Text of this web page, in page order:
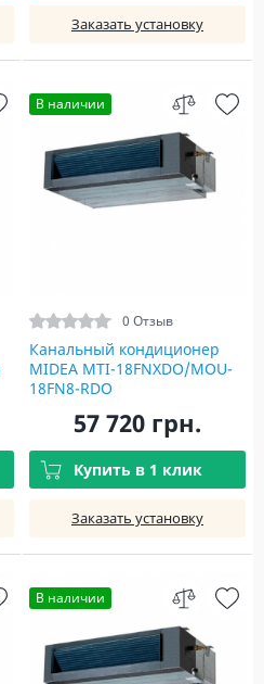
Заказать установку
В наличии
0 Отзыв
Канальный кондиционер
MIDEA MTI-18FNXDO/MOU-
18FN8-RDO
57 720 грн.
Купить в 1 клик
Заказать установку
В наличии